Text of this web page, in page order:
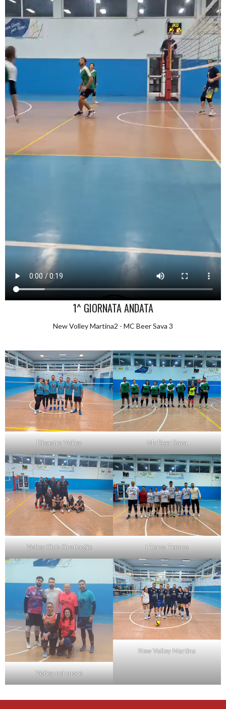
1^ GIORNATA ANDATA
New Volley Martina2 - MC Beer Sava 3
Disastro Volley Mc Beer Sava
Volley Club Grottaglie I Terzo Tempo
Volley nel cuore
New Volley Martina